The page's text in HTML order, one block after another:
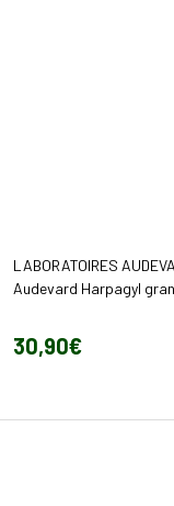
LABORATOIRES
Audevard Harpagyl
30,90€